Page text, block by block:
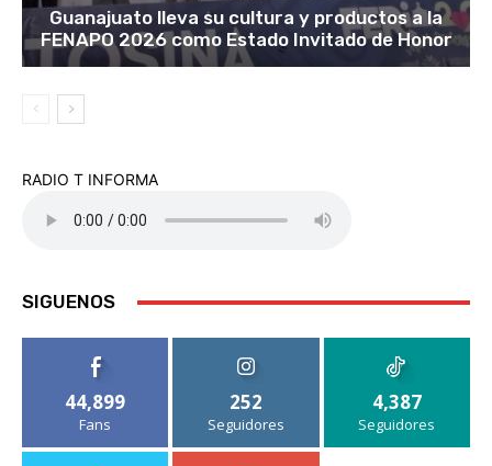
Guanajuato lleva su cultura y productos a la
FENAPO 2026 como Estado Invitado de Honor
RADIO T INFORMA
SIGUENOS
44,899
Fans
252
Seguidores
4,387
Seguidores